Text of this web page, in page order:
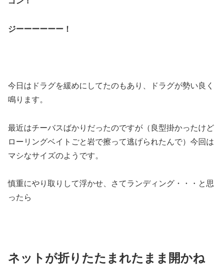
ジーーーーーー！
今日はドラグを緩めにしてたのもあり、ドラグが勢い良く
鳴ります。
最近はチーバスばかりだったのですが（良型掛かったけど
ローリングベイトごと岩で擦って逃げられたんで）今回は
マシなサイズのようです。
慎重にやり取りして浮かせ、さてランディング・・・と思
ったら
ネットが折りたたまれたまま開かね